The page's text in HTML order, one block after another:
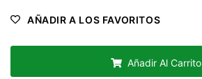
AÑADIR A LOS FAVORITOS
Añadir Al Carrito